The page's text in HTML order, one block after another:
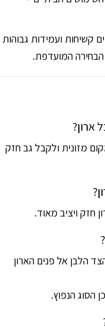
קשיחות ועמידות גבוהות
המועדפת.
ארון?
מזונית ולקבל גב חזק
חזק ויציב מאוד.
הלבן אל פנים הארון
הסוג הנפוץ.